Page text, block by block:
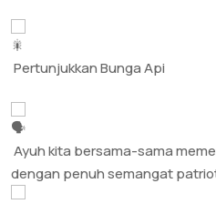
Pertunjukkan Bunga Api
Ayuh kita bersama-sama
dengan penuh semangat